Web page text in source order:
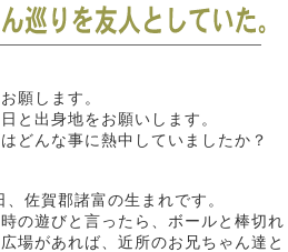
願します。
と出身地をお願いします。
どんな事に熱中していましたか？
佐賀郡諸富の生まれです。
の遊びと言ったら、ボールと棒切れ
場があれば、近所のお兄ちゃん達と